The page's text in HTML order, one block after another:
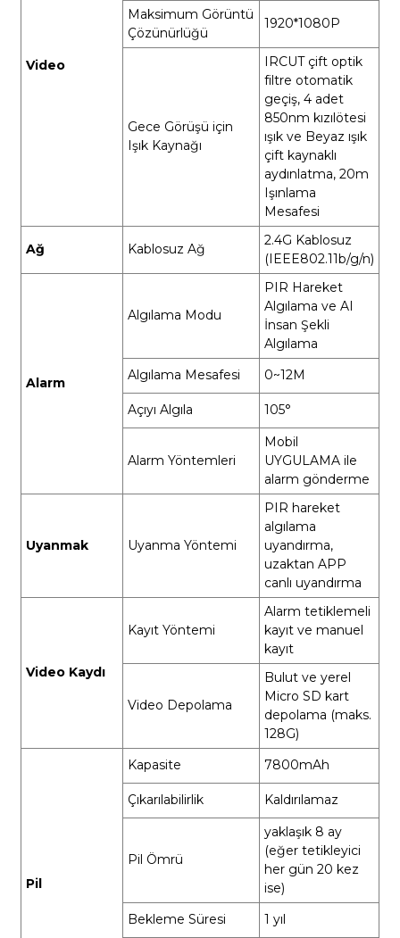
Video
Maksimum Görüntü
Çözünürlüğü
1920*1080P
Gece Görüşü için
Işık Kaynağı
IRCUT çift optik
filtre otomatik
geçiş, 4 adet
850nm kızılötesi
ışık ve Beyaz ışık
çift kaynaklı
aydınlatma, 20m
Işınlama
Mesafesi
Ağ Kablosuz Ağ
2.4G Kablosuz
(IEEE802.11b/g/n)
Alarm
Algılama Modu
PIR Hareket
Algılama ve AI
İnsan Şekli
Algılama
Algılama Mesafesi
0~12M
Açıyı Algıla 105°
Alarm Yöntemleri
Mobil
UYGULAMA ile
alarm gönderme
Uyanmak Uyanma Yöntemi
PIR hareket
algılama
uyandırma,
uzaktan APP
canlı uyandırma
Video Kaydı
Kayıt Yöntemi
Alarm tetiklemeli
kayıt ve manuel
kayıt
Video Depolama
Bulut ve yerel
Micro SD kart
depolama (maks.
128G)
Pil
Kapasite 7800mAh
Çıkarılabilirlik Kaldırılamaz
Pil Ömrü
yaklaşık 8 ay
(eğer tetikleyici
her gün 20 kez
ise)
Bekleme Süresi
1 yıl